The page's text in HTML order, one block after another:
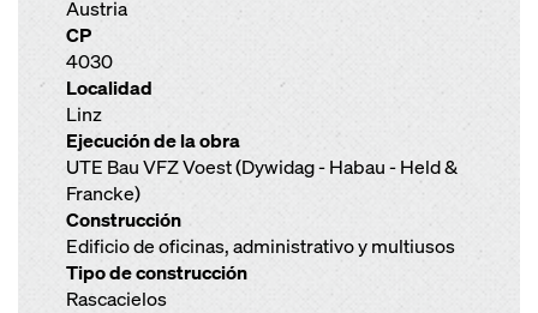
Austria
CP
4030
Localidad
Linz
Ejecución de la obra
UTE Bau VFZ Voest (Dywidag - Habau - Held &
Francke)
Construcción
Edificio de oficinas, administrativo y multiusos
Tipo de construcción
Rascacielos